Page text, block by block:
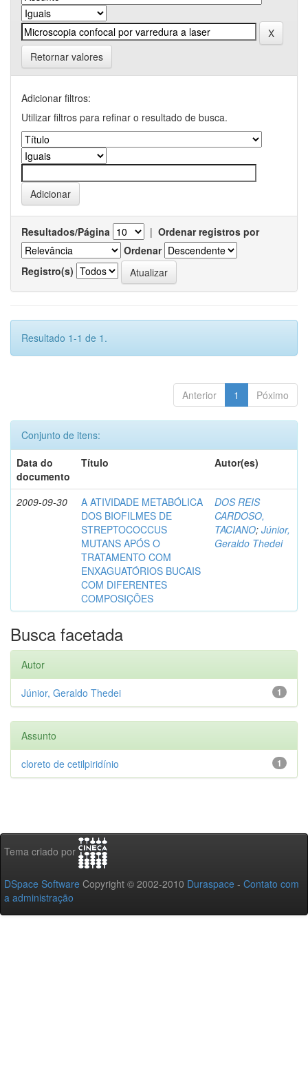
Retornar valores
Adicionar filtros:
Utilizar filtros para refinar o resultado de busca.
Resultados/Página | Ordenar registros por
Ordenar
Registro(s)
Resultado 1-1 de 1.
Anterior 1 Póximo
Conjunto de itens:
Data do
documento
Título Autor(es)
2009-09-30
A ATIVIDADE METABÓLICA
DOS BIOFILMES DE
STREPTOCOCCUS
MUTANS APÓS O
TRATAMENTO COM
ENXAGUATÓRIOS BUCAIS
COM DIFERENTES
COMPOSIÇÕES
DOS REIS
CARDOSO,
TACIANO; Júnior,
Geraldo Thedei
Busca facetada
Autor
1
Júnior, Geraldo Thedei
Assunto
1
cloreto de cetilpiridínio
Tema criado por
DSpace Software Copyright © 2002-2010 Duraspace - Contato com
a administração